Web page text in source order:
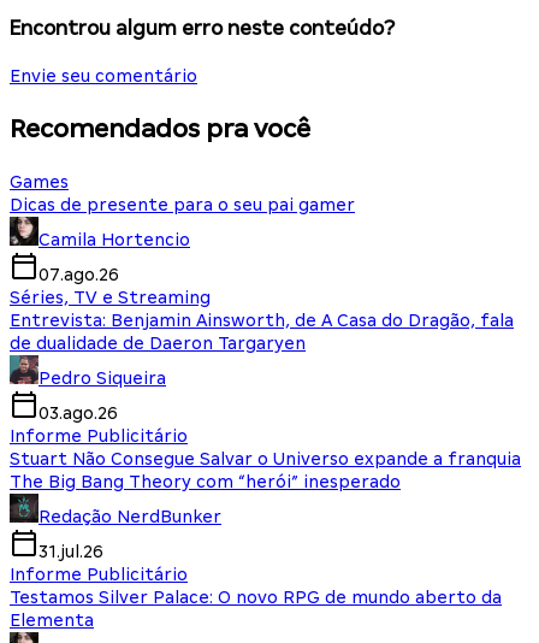
Encontrou algum erro neste conteúdo?
Envie seu comentário
Recomendados pra você
Games
Dicas de presente para o seu pai gamer
Camila Hortencio
07.ago.26
Séries, TV e Streaming
Entrevista: Benjamin Ainsworth, de A Casa do Dragão, fala
de dualidade de Daeron Targaryen
Pedro Siqueira
03.ago.26
Informe Publicitário
Stuart Não Consegue Salvar o Universo expande a franquia
The Big Bang Theory com “herói” inesperado
Redação NerdBunker
31.jul.26
Informe Publicitário
Testamos Silver Palace: O novo RPG de mundo aberto da
Elementa